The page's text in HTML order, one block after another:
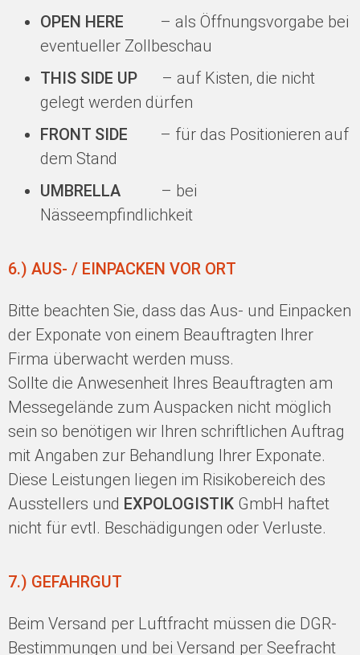
OPEN HERE – als Öffnungsvorgabe bei
eventueller Zollbeschau
THIS SIDE UP – auf Kisten, die nicht
gelegt werden dürfen
FRONT SIDE – für das Positionieren auf
dem Stand
UMBRELLA
– bei
Nässeempfindlichkeit
6.) AUS- / EINPACKEN VOR ORT
Bitte beachten Sie, dass das Aus- und Einpacken
der Exponate von einem Beauftragten Ihrer
Firma überwacht werden muss.
Sollte die Anwesenheit Ihres Beauftragten am
Messegelände zum Auspacken nicht möglich
sein so benötigen wir Ihren schriftlichen Auftrag
mit Angaben zur Behandlung Ihrer Exponate.
Diese Leistungen liegen im Risikobereich des
Ausstellers und EXPOLOGISTIK GmbH haftet
nicht für evtl. Beschädigungen oder Verluste.
7.) GEFAHRGUT
Beim Versand per Luftfracht müssen die DGR-
Bestimmungen und bei Versand per Seefracht